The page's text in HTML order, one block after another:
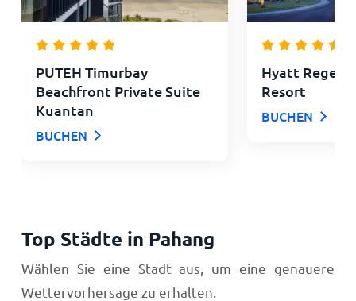
PUTEH Timurbay
Beachfront Private Suite
Kuantan
BUCHEN
Hyatt
Resort
BUCHEN
Top Städte in Pahang
Wählen Sie eine Stadt aus, um eine genauere
Wettervorhersage zu erhalten.